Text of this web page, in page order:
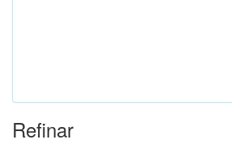
Refinar